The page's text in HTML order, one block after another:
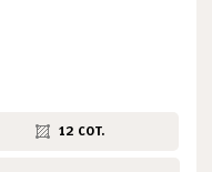
12 сот.